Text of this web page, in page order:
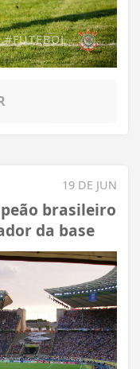
#FUTEBOL
19 DE JUN
brasileiro
da base